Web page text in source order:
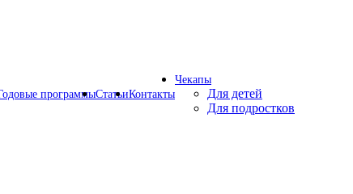
программыСтатьиКонтакты
Чекапы
Для детей
Для подростков